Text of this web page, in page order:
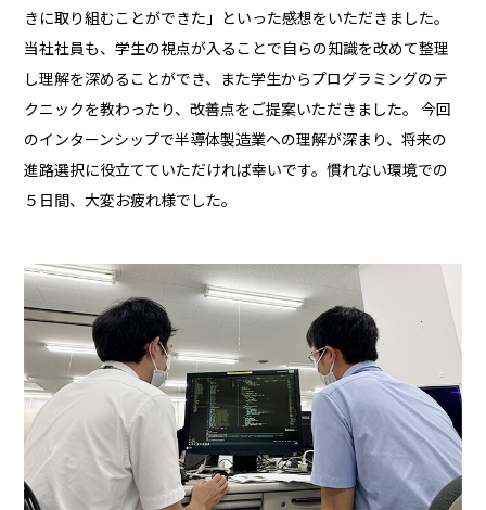
きに取り組むことができた」といった感想をいただきました。
当社社員も、学生の視点が入ることで自らの知識を改めて整理
し理解を深めることができ、また学生からプログラミングのテ
クニックを教わったり、改善点をご提案いただきました。 今回
のインターンシップで半導体製造業への理解が深まり、将来の
進路選択に役立てていただければ幸いです。慣れない環境での
５日間、大変お疲れ様でした。